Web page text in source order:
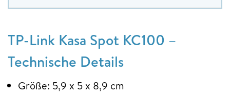
TP-Link Kasa Spot KC100 –
Technische Details
Größe: 5,9 x 5 x 8,9 cm